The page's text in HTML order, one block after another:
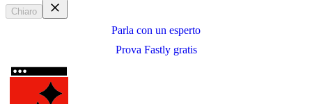
Chiaro
Parla con un esperto
Prova Fastly gratis